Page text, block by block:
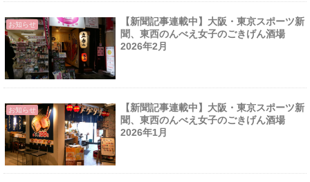
お知らせ
【新聞記事連載中】大阪・東京スポーツ新
聞、東西のんべえ女子のごきげん酒場
2026年2月
お知らせ
【新聞記事連載中】大阪・東京スポーツ新
聞、東西のんべえ女子のごきげん酒場
2026年1月